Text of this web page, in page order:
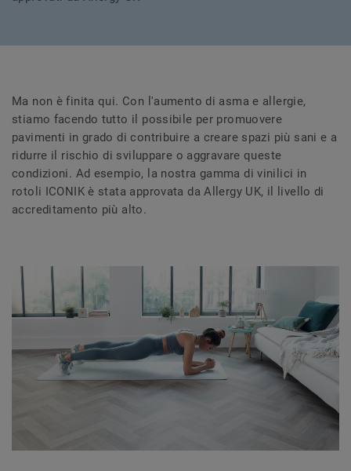
Ma non è finita qui. Con l'aumento di asma e allergie,
stiamo facendo tutto il possibile per promuovere
pavimenti in grado di contribuire a creare spazi più sani e a
ridurre il rischio di sviluppare o aggravare queste
condizioni. Ad esempio, la nostra gamma di vinilici in
rotoli ICONIK è stata approvata da Allergy UK, il livello di
accreditamento più alto.